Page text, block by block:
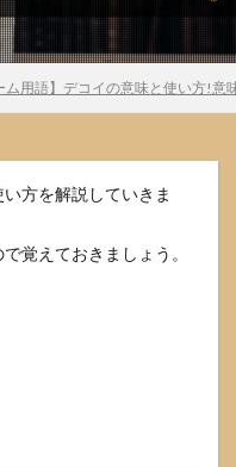
ム用語】デコイの意味と使い方!意
方を解説していきま
覚えておきましょう。